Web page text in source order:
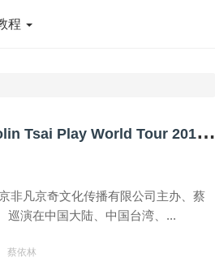
程
蔡
依林 Play 世界巡回演唱会 Jolin Tsai Play World Tour 2015 网盘下载
非凡京奇文化传播有限公司主办、蔡
巡演在中国大陆、中国台湾、...
蔡依林